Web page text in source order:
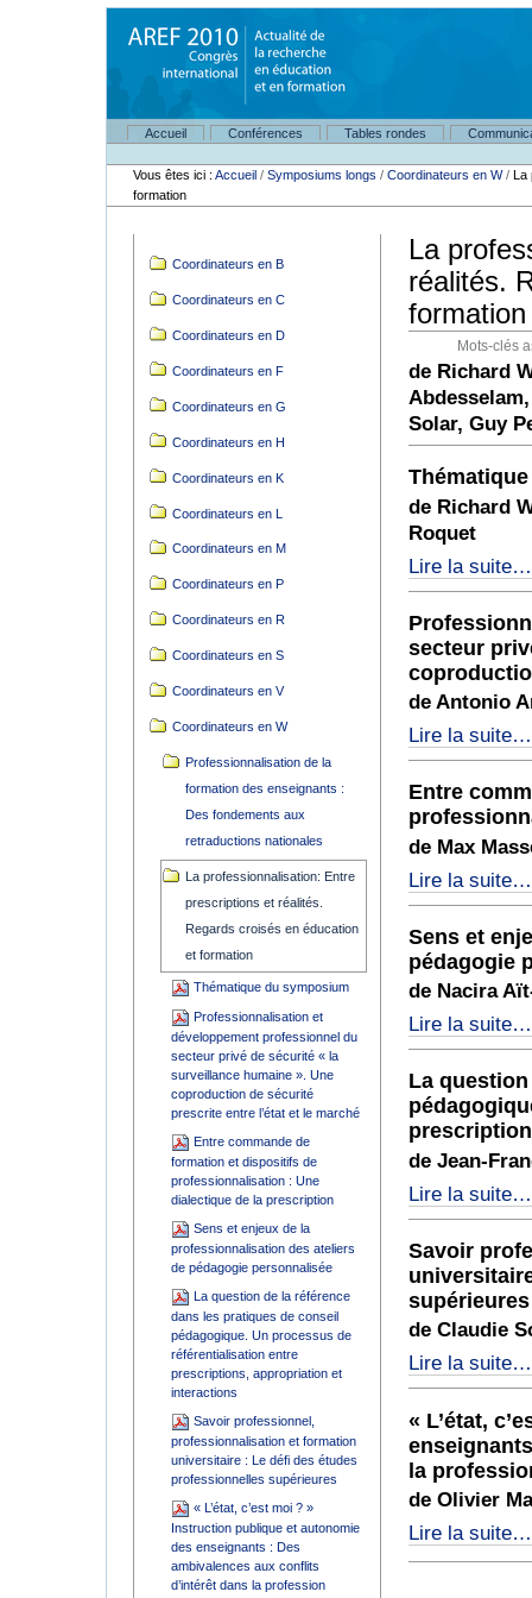
Accueil
Conférences Tables rondes
Outils
personnels
Vous êtes ici : Accueil /Symposiums longs /Coordinateurs en W /La
formation
Coordinateurs en B
Coordinateurs en C
Coordinateurs en D
Coordinateurs en F
Coordinateurs en G
Coordinateurs en H
Coordinateurs en K
Coordinateurs en L
Coordinateurs en M
Coordinateurs en P
Coordinateurs en R
Coordinateurs en S
Coordinateurs en V
Coordinateurs en W
Professionnalisation de la
formation des enseignants :
Des fondements aux
retraductions nationales
La professionnalisation: Entre
prescriptions et réalités.
Regards croisés en éducation
et formation
Thématique du symposium
Professionnalisation et
développement professionnel du
secteur privé de sécurité « la
surveillance humaine ». Une
coproduction de sécurité
prescrite entre l’état et le marché
Entre commande de
formation et dispositifs de
professionnalisation : Une
dialectique de la prescription
Sens et enjeux de la
professionnalisation des ateliers
de pédagogie personnalisée
La question de la référence
dans les pratiques de conseil
pédagogique. Un processus de
référentialisation entre
prescriptions, appropriation et
interactions
Savoir professionnel,
professionnalisation et formation
universitaire : Le défi des études
professionnelles supérieures
« L’état, c’est moi ? »
Instruction publique et autonomie
des enseignants : Des
ambivalences aux conflits
d’intérêt dans la profession
La
réalités.
formation
Mots-clés
de Richard
Solar, Guy
de Richard
Roquet
Thématique
du
-
Lire la suite…
secteur
de Antonio
professionnel
du
secteur
de
sécurité
la
surveillance
humaine
Une
coproduction
de
sécurité
prescrite
entre
l’état
le
marché
-
Lire la suite…
Entre
de Max
Entre
commande
formation
et
dispositifs
:
dialectique
de
la
prescription
Lire la suite…
Sens et
pédagogie
de Nacira
Sens
de
la
des
ateliers
de
-
Lire la suite…
La
de Jean-
La
question
la
référence
dans
les
pratiques
de
conseil
Un
processus
de
référentialisation
entre
prescriptions,
Lire la suite…
Savoir
supérieures
de Claudie
Savoir
et
formation
universitaire
Le
défi
Lire la suite…
« L’état,
la
de Olivier
«Lire la suite…